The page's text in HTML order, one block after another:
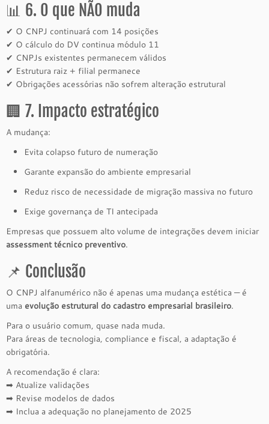
📊 6. O que NÃO muda
✔ O CNPJ continuará com 14 posições
✔ O cálculo do DV continua módulo 11
✔ CNPJs existentes permanecem válidos
✔ Estrutura raiz + filial permanece
✔ Obrigações acessórias não sofrem alteração estrutural
🏢 7. Impacto estratégico
A mudança:
Evita colapso futuro de numeração
Garante expansão do ambiente empresarial
Reduz risco de necessidade de migração massiva no futuro
Exige governança de TI antecipada
Empresas que possuem alto volume de integrações devem iniciar
assessment técnico preventivo.
📌 Conclusão
O CNPJ alfanumérico não é apenas uma mudança estética — é
uma evolução estrutural do cadastro empresarial brasileiro.
Para o usuário comum, quase nada muda.
Para áreas de tecnologia, compliance e fiscal, a adaptação é
obrigatória.
A recomendação é clara:
➡ Atualize validações
➡ Revise modelos de dados
➡ Inclua a adequação no planejamento de 2025